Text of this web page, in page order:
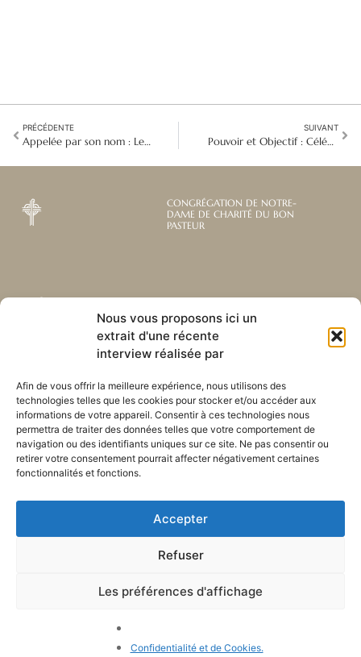
Nous vous proposons ici un
extrait d'une récente
interview réalisée par
Afin de vous offrir la meilleure expérience, nous utilisons des
technologies telles que les cookies pour stocker et/ou accéder aux
informations de votre appareil. Consentir à ces technologies nous
permettra de traiter des données telles que votre comportement de
navigation ou des identifiants uniques sur ce site. Ne pas consentir ou
retirer votre consentement pourrait affecter négativement certaines
fonctionnalités et fonctions.
Accepter
Refuser
Les préférences d'affichage
Confidentialité et de Cookies.
PRÉCÉDENTE
Appelée par son nom : Le parcours de sœur Nelly Ortega vers un engagement à vie
SUIVANT
Pouvoir et Objectif : Célébrer et autonomiser les filles en Afrique du Sud
CONGRÉGATION DE NOTRE-
DAME DE CHARITÉ DU BON
PASTEUR
Abonnez-vous à notre
newsletter mensuelle
Recevez les dernières nouvelles
nos ministères à travers le monde.
S'ABONNER
Liens utiles
Envoyez-nous votre
Plan du site
POLITIQUE DE CONFIDENTIALITÉ